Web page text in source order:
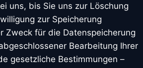
uns, bis Sie uns zur Löschung
zur Speicherung
Zweck für die Datenspeicherung
Bearbeitung Ihrer
gesetzliche Bestimmungen –